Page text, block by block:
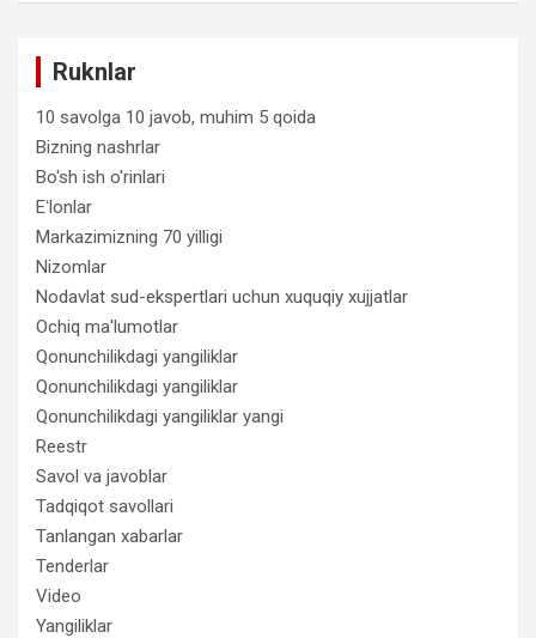
Ruknlar
10 savolga 10 javob, muhim 5 qoida
Bizning nashrlar
Bo'sh ish o'rinlari
Eʻlonlar
Markazimizning 70 yilligi
Nizomlar
Nodavlat sud-ekspertlari uchun xuquqiy xujjatlar
Ochiq ma'lumotlar
Qonunchilikdagi yangiliklar
Qonunchilikdagi yangiliklar
Qonunchilikdagi yangiliklar yangi
Reestr
Savol va javoblar
Tadqiqot savollari
Tanlangan xabarlar
Tenderlar
Video
Yangiliklar